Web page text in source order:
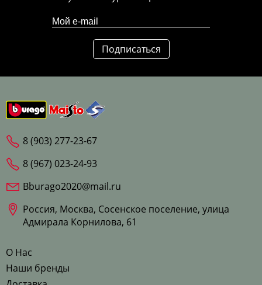
Подписаться
8 (903) 277-23-67
8 (967) 023-24-93
Bburago2020@mail.ru
Россия, Москва, Сосенское поселение, улица
Адмирала Корнилова, 61
О Нас
Наши бренды